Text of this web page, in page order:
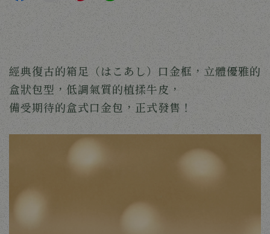
經典復古的箱足（はこあし）口金框，立體優雅的
盒狀包型，低調氣質的植揉牛皮，
備受期待的盒式口金包，正式發售！